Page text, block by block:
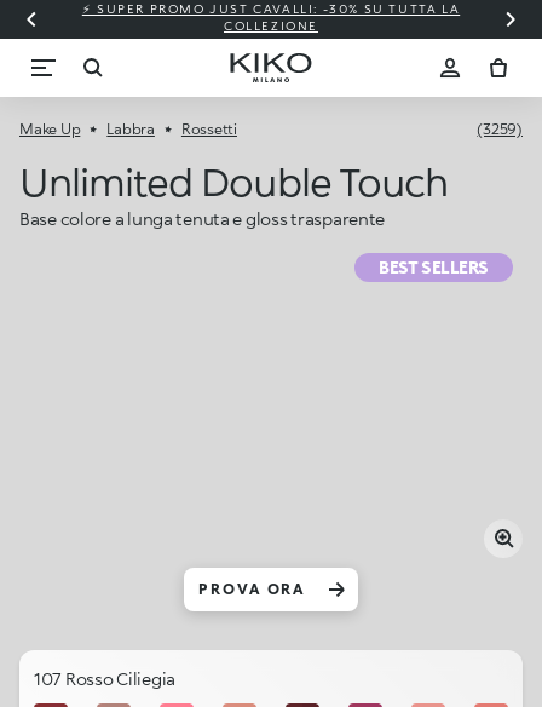
⚡ SUPER PROMO JUST CAVALLI: -30% SU TUTTA LA
COLLEZIONE
Make Up Labbra Rossetti (3259)
Unlimited Double Touch
Base colore a lunga tenuta e gloss trasparente
BEST SELLERS
PROVA ORA
107 Rosso Ciliegia